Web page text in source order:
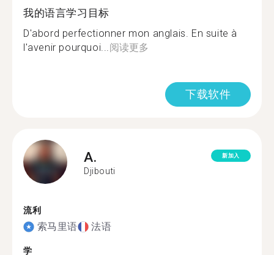
我的语言学习目标
D'abord perfectionner mon anglais. En suite à
l'avenir pourquoi... 阅读更多
下载软件
A.
Djibouti
新加入
流利
索马里语 法语
学